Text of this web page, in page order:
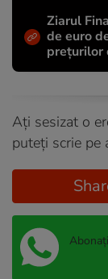
Ziarul
de euro
prețurilor
Ați sesizat o
puteți scrie pe